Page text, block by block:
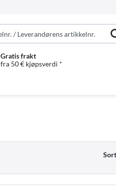
Gratis frakt
fra 50 € kjøpsverdi *